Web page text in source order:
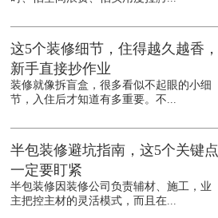
这5个装修细节，住得越久越香，
新手直接抄作业
装修就像拆盲盒，很多看似不起眼的小细
节，入住后才知道有多重要。不...
半包装修避坑指南，这5个关键点
一定要盯紧
半包装修因装修公司负责辅材、施工，业
主把控主材的灵活模式，而且在...